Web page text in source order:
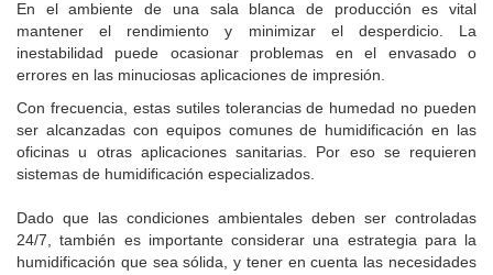
En el ambiente de una sala blanca de producción es vital
mantener el rendimiento y minimizar el desperdicio. La
inestabilidad puede ocasionar problemas en el envasado o
errores en las minuciosas aplicaciones de impresión.
Con frecuencia, estas sutiles tolerancias de humedad no pueden
ser alcanzadas con equipos comunes de humidificación en las
oficinas u otras aplicaciones sanitarias. Por eso se requieren
sistemas de humidificación especializados.
Dado que las condiciones ambientales deben ser controladas
24/7, también es importante considerar una estrategia para la
humidificación que sea sólida, y tener en cuenta las necesidades